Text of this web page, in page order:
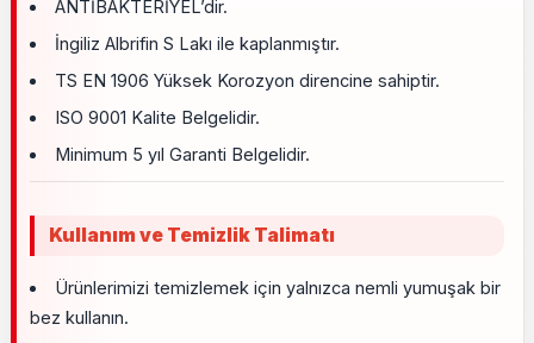
ANTİBAKTERİYEL’dir.
İngiliz Albrifin S Lakı ile kaplanmıştır.
TS EN 1906 Yüksek Korozyon direncine sahiptir.
ISO 9001 Kalite Belgelidir.
Minimum 5 yıl Garanti Belgelidir.
Kullanım ve Temizlik Talimatı
Ürünlerimizi temizlemek için yalnızca nemli yumuşak bir
bez kullanın.